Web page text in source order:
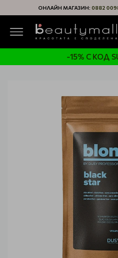
ОНЛАЙН МАГАЗИН: 0882
-15% С КОД